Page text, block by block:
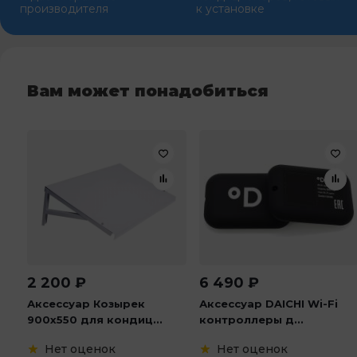
производителя
к установке
Вам может понадобиться
2 200 ₽
Аксессуар Козырек
900х550 для кондиц...
Нет оценок
6 490 ₽
Аксессуар DAICHI Wi-Fi
контроллеры д...
Нет оценок